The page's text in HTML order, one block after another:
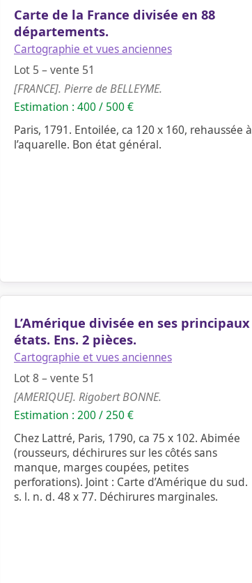
Carte de la France divisée en 88
départements.
Cartographie et vues anciennes
Lot 5 – vente 51
[FRANCE]. Pierre de BELLEYME.
Estimation : 400 / 500 €
Paris, 1791. Entoilée, ca 120 x 160, rehaussée à
l’aquarelle. Bon état général.
L’Amérique divisée en ses principaux
états. Ens. 2 pièces.
Cartographie et vues anciennes
Lot 8 – vente 51
[AMERIQUE]. Rigobert BONNE.
Estimation : 200 / 250 €
Chez Lattré, Paris, 1790, ca 75 x 102. Abimée
(rousseurs, déchirures sur les côtés sans
manque, marges coupées, petites
perforations). Joint : Carte d’Amérique du sud.
s. l. n. d. 48 x 77. Déchirures marginales.